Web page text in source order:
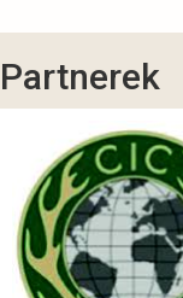
Partnerek